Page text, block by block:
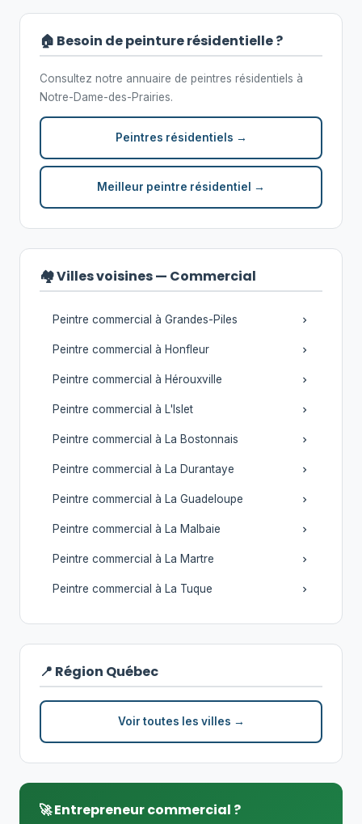
🏠 Besoin de peinture résidentielle ?
Consultez notre annuaire de peintres résidentiels à
Notre-Dame-des-Prairies.
Peintres résidentiels →
Meilleur peintre résidentiel →
🏘️ Villes voisines — Commercial
Peintre commercial à Grandes-Piles
Peintre commercial à Honfleur
Peintre commercial à Hérouxville
Peintre commercial à L'Islet
Peintre commercial à La Bostonnais
Peintre commercial à La Durantaye
Peintre commercial à La Guadeloupe
Peintre commercial à La Malbaie
Peintre commercial à La Martre
Peintre commercial à La Tuque
📍 Région Québec
Voir toutes les villes →
🚀 Entrepreneur commercial ?